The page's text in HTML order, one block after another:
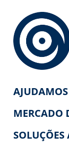
MERCADO
SOLUÇÕES